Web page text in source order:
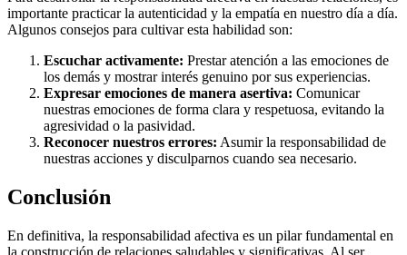
importante practicar la autenticidad y la empatía en nuestro día a día.
Algunos consejos para cultivar esta habilidad son:
Escuchar activamente: Prestar atención a las emociones de
los demás y mostrar interés genuino por sus experiencias.
Expresar emociones de manera asertiva: Comunicar
nuestras emociones de forma clara y respetuosa, evitando la
agresividad o la pasividad.
Reconocer nuestros errores: Asumir la responsabilidad de
nuestras acciones y disculparnos cuando sea necesario.
Conclusión
En definitiva, la responsabilidad afectiva es un pilar fundamental en